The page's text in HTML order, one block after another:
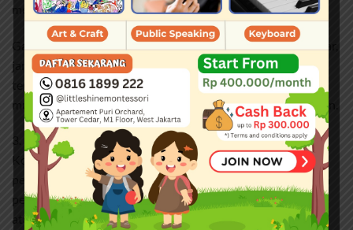
mengganggu aktivitas sehari-hari.
Gangguan ini biasanya muncul dengan gejala badan gemetar,
jantung berdebar, sesak napas, kelelahan, otot menjadi
tegang, tubuh berkeringat, sulit tidur, sakit perut, pusing,
mulut terasa kering, kesemutan, hingga hilangnya kesadaran.
3. Suasana hati berubah secara ekstrem
Kondisi ini disebut dengan mood swing. Gejalanya berupa
perubahan suasana hati yang mendadak, bergantian antara
perasaan bahagia (positif) ke perasaan marah, tersinggung,
atau depresi (negatif) dalam waktu singkat.